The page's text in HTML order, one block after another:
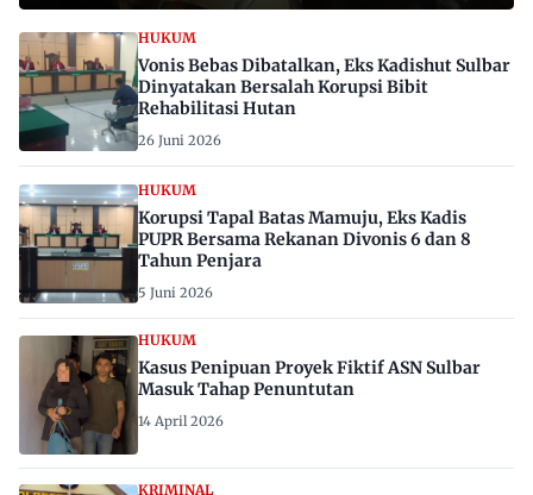
HUKUM
Vonis Bebas Dibatalkan, Eks Kadishut Sulbar
Dinyatakan Bersalah Korupsi Bibit
Rehabilitasi Hutan
26 Juni 2026
HUKUM
Korupsi Tapal Batas Mamuju, Eks Kadis
PUPR Bersama Rekanan Divonis 6 dan 8
Tahun Penjara
5 Juni 2026
HUKUM
Kasus Penipuan Proyek Fiktif ASN Sulbar
Masuk Tahap Penuntutan
14 April 2026
KRIMINAL